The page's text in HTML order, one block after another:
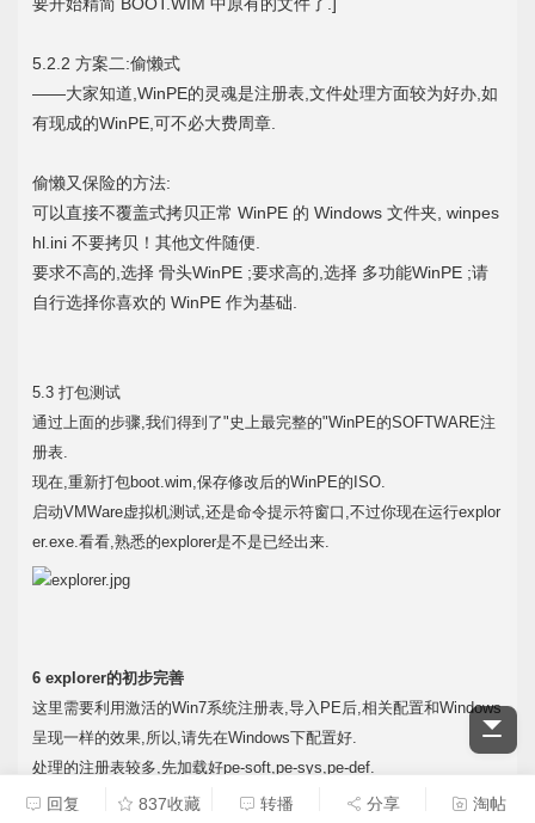
要开始精简 BOOT.WIM 中原有的文件了.]
5.2.2 方案二:偷懒式
——大家知道,WinPE的灵魂是注册表,文件处理方面较为好办,如
有现成的WinPE,可不必大费周章.
偷懒又保险的方法:
可以直接不覆盖式拷贝正常 WinPE 的 Windows 文件夹, winpes
hl.ini 不要拷贝！其他文件随便.
要求不高的,选择 骨头WinPE ;要求高的,选择 多功能WinPE ;请
自行选择你喜欢的 WinPE 作为基础.
5.3 打包测试
通过上面的步骤,我们得到了"史上最完整的"WinPE的SOFTWARE注
册表.
现在,重新打包boot.wim,保存修改后的WinPE的ISO.
启动VMWare虚拟机测试,还是命令提示符窗口,不过你现在运行explor
er.exe.看看,熟悉的explorer是不是已经出来.
6 explorer的初步完善
这里需要利用激活的Win7系统注册表,导入PE后,相关配置和Windows
呈现一样的效果,所以,请先在Windows下配置好.
处理的注册表较多,先加载好pe-soft,pe-sys,pe-def.
回复 837收藏 转播 分享 淘帖